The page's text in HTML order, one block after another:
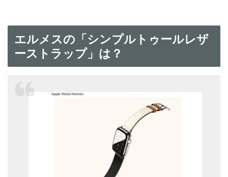
エルメスの「シンプルトゥールレザ
ーストラップ」は？